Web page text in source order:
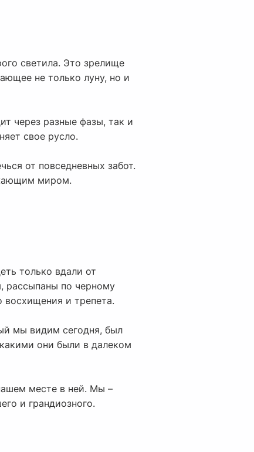
светила. Это зрелище
не только луну, но и
через разные фазы, так и
свое русло.
от повседневных забот.
миром.
только вдали от
рассыпаны по черному
и трепета.
мы видим сегодня, был
они были в далеком
месте в ней. Мы –
и грандиозного.